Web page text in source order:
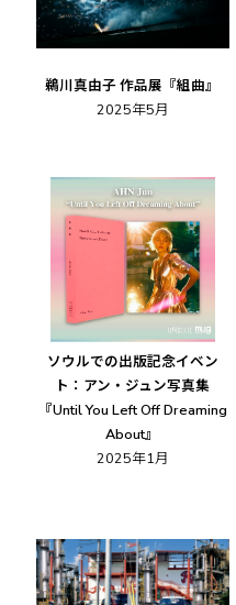
鵜川真由子 作品展『組曲』
2025年5月
ソウルでの出版記念イベン
ト：アン・ジュン写真集
『Until You Left Off Dreaming
About』
2025年1月